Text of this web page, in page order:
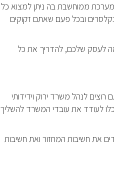
מערכת ממוחשבת בה ניתן למצוא כל
ובכל פעם שאתם זקוקים
לעסק שלכם, להדריך את כל
לנהל משרד ירוק וידידותי
לעודד את עובדי המשרד להשליך
את חשיבות המחזור ואת חשיבות